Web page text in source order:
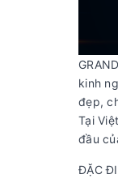
kinh
đẹp,
Tại
đầu
ĐẶC